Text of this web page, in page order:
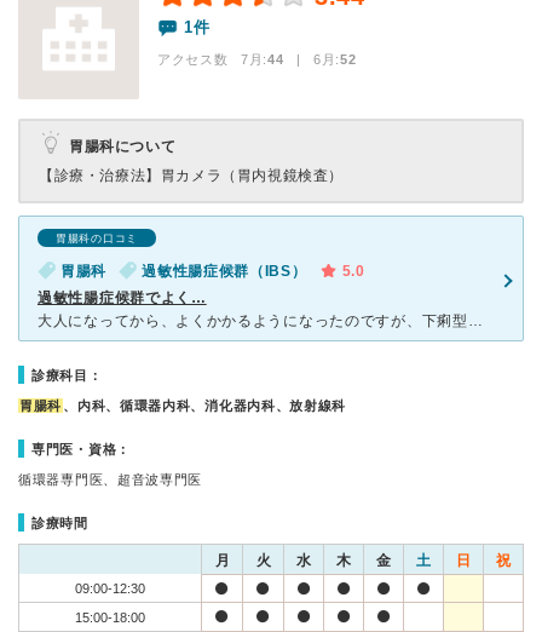
1件
アクセス数 7月:44 | 6月:52
胃腸科について
【診療・治療法】 胃カメラ（胃内視鏡検査）
胃腸科の口コミ
胃腸科 過敏性腸症候群（IBS）
5.0
過敏性腸症候群でよく…
大人になってから、よくかかるようになったのですが、下痢型の過敏性腸症候群です。うつ病期間中に、あまりにもよく下していたため、市販の薬が全く効かず、友人の紹介でこちらでお世話になるようになってから調合し
診療科目：
胃腸科 、内科、循環器内科、消化器内科、放射線科
専門医・資格：
循環器専門医、超音波専門医
診療時間
月 火 水 木 金 土 日 祝
09:00-12:30
15:00-18:00